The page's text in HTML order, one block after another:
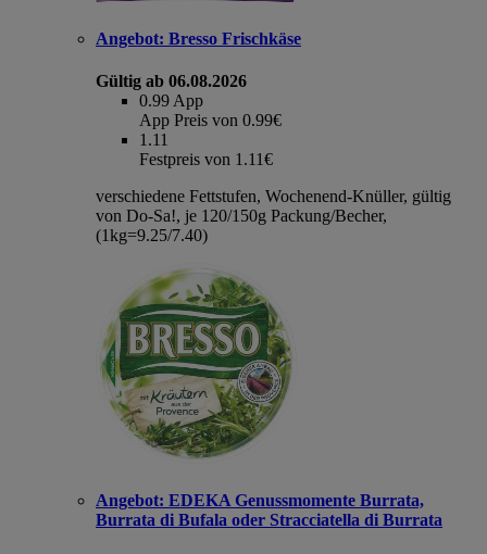
Angebot: Bresso Frischkäse
Gültig ab 06.08.2026
0.99 App
App Preis von 0.99€
1.11
Festpreis von 1.11€
verschiedene Fettstufen, Wochenend-Knüller, gültig
von Do-Sa!, je 120/150g Packung/Becher,
(1kg=9.25/7.40)
Angebot: EDEKA Genussmomente Burrata,
Burrata di Bufala oder Stracciatella di Burrata